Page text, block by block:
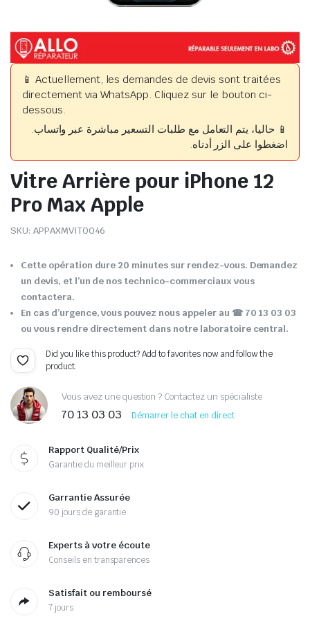
📱 Actuellement, les demandes de devis sont traitées
directement via WhatsApp. Cliquez sur le bouton ci-
dessous.
📱 حاليا، يتم التعامل مع طلبات التسعير مباشرة عبر واتساب.
اضغطوا على الزر أدناه.
Vitre Arrière pour iPhone 12
Pro Max Apple
SKU: APPAXMVIT0046
Cette opération dure 20 minutes sur rendez-vous. Demandez
un devis, et l’un de nos technico-commerciaux vous
contactera.
En cas d’urgence, vous pouvez nous appeler au ☎ 70 13 03 03
ou vous rendre directement dans notre laboratoire central.
Did you like this product? Add to favorites now and follow the
product.
Vous avez une question ? Contactez un spécialiste
70 13 03 03 Démarrer le chat en direct
Rapport Qualité/Prix
Garantie du meilleur prix
Garrantie Assurée
90 jours de garantie
Experts à votre écoute
Conseils en transparences
Satisfait ou remboursé
7 jours